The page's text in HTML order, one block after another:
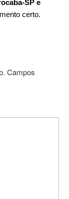
SP e
certo.
Campos